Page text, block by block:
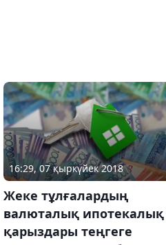
16:29, 07 қыркүйек 2018
Жеке тұлғалардың
валюталық ипотекалық
қарыздары теңгеге